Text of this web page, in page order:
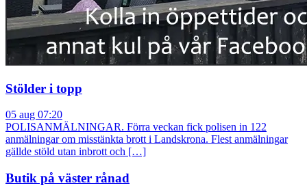
Stölder i topp
05 aug 07:20
POLISANMÄLNINGAR. Förra veckan fick polisen in 122
anmälningar om misstänkta brott i Landskrona. Flest anmälningar
gällde stöld utan inbrott och […]
Butik på väster rånad